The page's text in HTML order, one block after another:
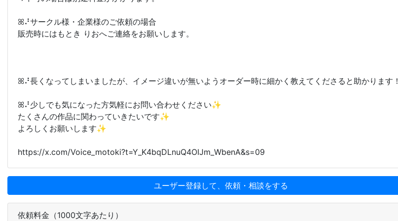
ꕤ⠜サークル様・企業様のご依頼の場合
販売時にはもとき りおへご連絡をお願いします。
ꕤ⠜長くなってしまいましたが、イメージ違いが無いようオーダー時に細かく教えてくださると助かります！
ꕤ⠜少しでも気になった方気軽にお問い合わせください✨
たくさんの作品に関わっていきたいです✨
よろしくお願いします✨
https://x.com/Voice_motoki?t=Y_K4bqDLnuQ4OIJm_WbenA&s=09
ユーザー登録して、依頼・相談をする
依頼料金（1000文字あたり）